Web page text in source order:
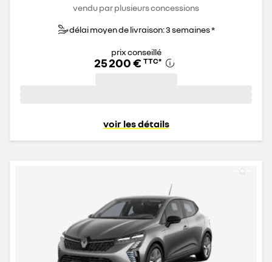
vendu par plusieurs concessions
délai moyen de livraison: 3 semaines *
prix conseillé
25 200 € TTC*
voir les détails